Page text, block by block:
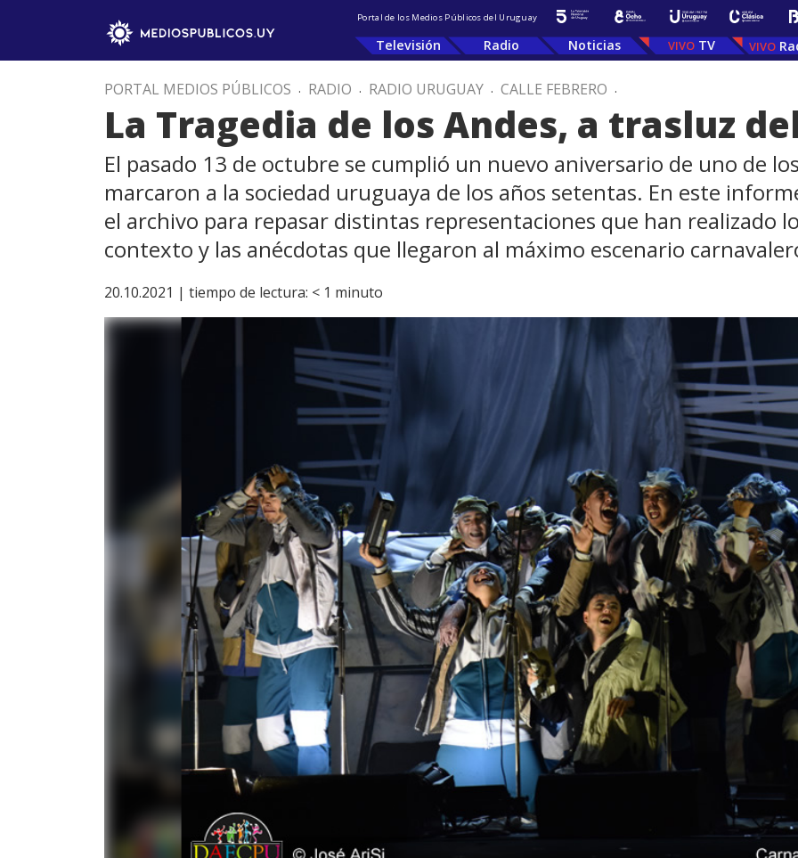
Portal de los Medios Públicos del Uruguay
Televisión Radio Noticias TV
PORTAL MEDIOS PÚBLICOS . RADIO . RADIO URUGUAY . CALLE FEBRERO .
La Tragedia de los Andes, a trasluz
El pasado 13 de octubre se cumplió un nuevo aniversario de uno de
marcaron a la sociedad uruguaya de los años setentas. En este
el archivo para repasar distintas representaciones que han realizado
contexto y las anécdotas que llegaron al máximo escenario
20.10.2021 | tiempo de lectura: < 1 minuto